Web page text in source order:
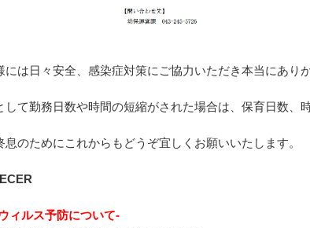
には日々安全、感染症対策にご協力いただき本当にあり
して勤務日数や時間の短縮がされた場合は、保育日数、
息のためにこれからもどうぞ宜しくお願いいたします。
ィルス予防について-